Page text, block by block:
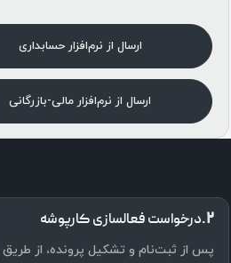
ارسال از نرم‌افزار حسابداری
ارسال از نرم‌افزار مالی-بازرگانی
۲. درخواست فعالسازی کارپوشه
پس از ثبت‌نام و تشکیل پرونده، از